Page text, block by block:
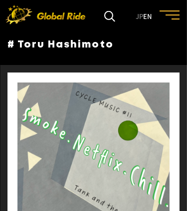
JPEN
FEATURE
EVENT
CULTURE
TRIP&TRAVEL
ENTRY
# Toru Hashimoto